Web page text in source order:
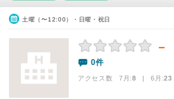
土曜（〜12:00）・日曜・祝日
－
0件
アクセス数 7月:8 | 6月:23